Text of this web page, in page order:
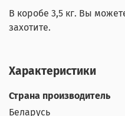
В коробе 3,5 кг. Вы
захотите.
Характеристики
Страна производитель
Беларусь